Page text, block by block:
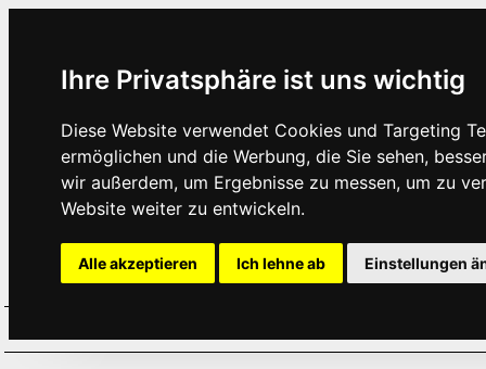
Ihre Privatsphäre ist uns wichtig
Diese Website verwendet Cookies und Targeting
ermöglichen und die Werbung, die Sie sehen,
wir außerdem, um Ergebnisse zu messen, um zu
Website weiter zu entwickeln.
Alle akzeptieren Ich lehne ab Einstellungen